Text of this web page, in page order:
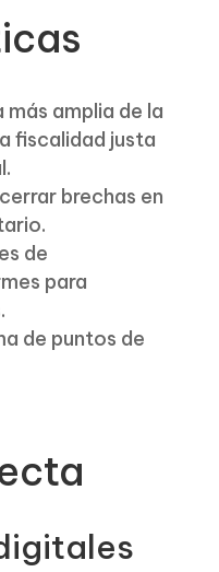
amplia de la
fiscalidad justa
brechas en
de
para
de puntos de